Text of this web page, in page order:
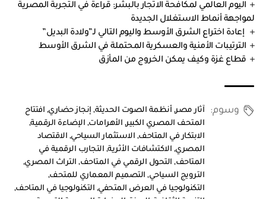
اليوم العالمي لمكافحة الاتجار بالبشر: قراءة في التجربة المصرية
لمواجهة أنماط الاستغلال الجديدة
إعادة اختراع الشرق الأوسط واليوم التالي لـ”ولادة البديل”
الترتيبات الأمنية والعسكرية المحتملة في الشرق الأوسط
قطاع غزة وكيف يمكن الخروج من المأزق
وسوم: آثار مصر,أنظمة الصوت الحديثة,إنجاز حضاري ,افتتاح
المتحف المصري الكبير,الأهرامات,الإضاءة الرقمية,
الابتكار في المتاحف,الاستثمار السياحي, الاقتصاد
المصري ,الاكتشافات الأثرية,التجارب الرقمية في
المتاحف,التحول الرقمي في المتاحف,التراث المصري ,
الترويج السياحي, التصميم المعماري للمتحف,
التكنولوجيا في العرض المتحفي, التكنولوجيا في المتاحف,